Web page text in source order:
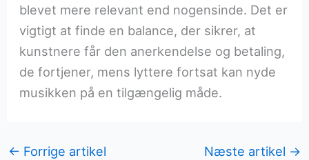
blevet mere relevant end nogensinde. Det er
vigtigt at finde en balance, der sikrer, at
kunstnere får den anerkendelse og betaling,
de fortjener, mens lyttere fortsat kan nyde
musikken på en tilgængelig måde.
← Forrige artikel Næste artikel →